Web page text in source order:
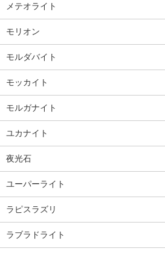
メテオライト
モリオン
モルダバイト
モッカイト
モルガナイト
ユカナイト
夜光石
ユーパーライト
ラピスラズリ
ラブラドライト